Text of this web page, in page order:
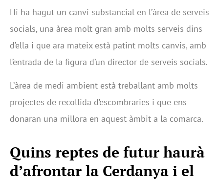
Hi ha hagut un canvi substancial en l’àrea de serveis
socials, una àrea molt gran amb molts serveis dins
d’ella i que ara mateix està patint molts canvis, amb
l’entrada de la figura d’un director de serveis socials.
L’àrea de medi ambient està treballant amb molts
projectes de recollida d’escombraries i que ens
donaran una millora en aquest àmbit a la comarca.
Quins reptes de futur haurà
d’afrontar la Cerdanya i el